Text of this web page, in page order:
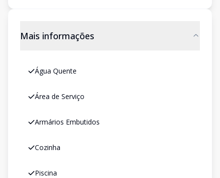
Mais informações
Água Quente
Área de Serviço
Armários Embutidos
Cozinha
Piscina